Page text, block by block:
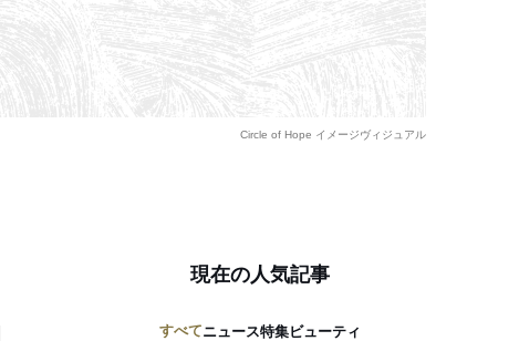
Circle of Hope イメージヴィジュアル
現在の人気記事
すべてニュース特集ビューティ